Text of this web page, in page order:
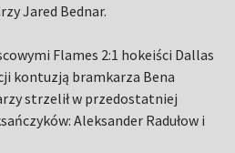
Jared Bednar.
Flames 2:1 hokeiści Dallas
kontuzją bramkarza Bena
strzelił w przedostatniej
Aleksander Radułow i